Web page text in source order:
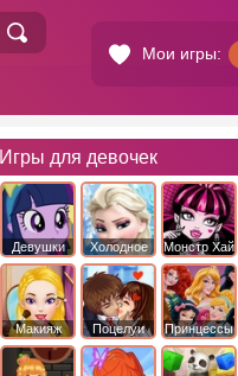
Мои игры:
Игры для девочек
Девушки
Эквестрии
Холодное
Сердце
Монстр Хай
Макияж Поцелуи
Принцессы
Диснея